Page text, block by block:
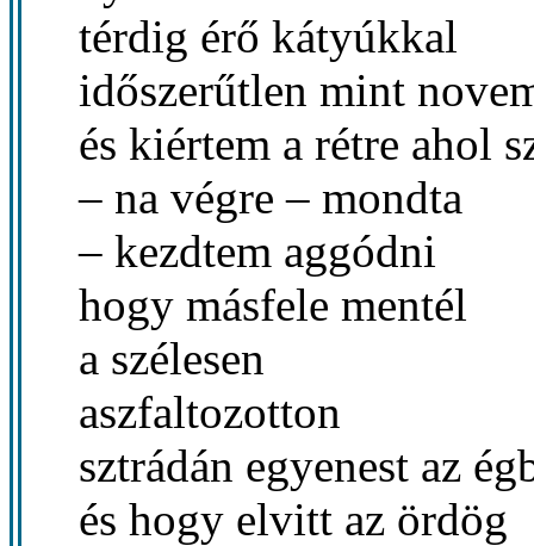
térdig érő kátyúkkal
időszerűtlen mint
és kiértem a rétre ahol
– na végre – mondta
– kezdtem aggódni
hogy másfele mentél
a szélesen
aszfaltozotton
sztrádán egyenest az
és hogy elvitt az ördög